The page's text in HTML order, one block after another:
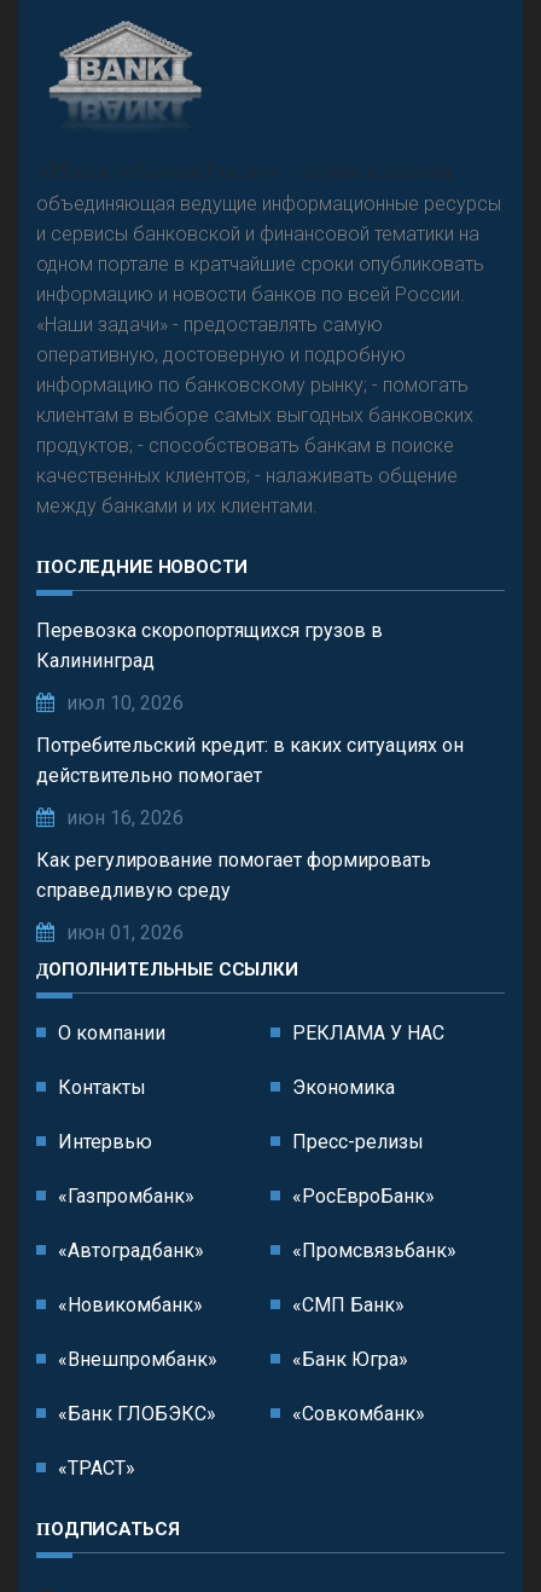
Резкого разворота на рынке автокредитов не
предвидится - «Интервью»
«Н
овости Банков России» – группа компаний,
объединяющая ведущие информационные ресурсы
и сервисы банковской и финансовой тематики на
одном портале в кратчайшие сроки опубликовать
информацию и новости банков по всей России.
«Наши задачи» - предоставлять самую
оперативную, достоверную и подробную
информацию по банковскому рынку; - помогать
клиентам в выборе самых выгодных банковских
продуктов; - способствовать банкам в поиске
качественных клиентов; - налаживать общение
между банками и их клиентами.
ПОСЛЕДНИЕ НОВОСТИ
Перевозка скоропортящихся грузов в
Калининград
июл 10, 2026
Потребительский кредит: в каких ситуациях он
действительно помогает
июн 16, 2026
Как регулирование помогает формировать
справедливую среду
июн 01, 2026
ДОПОЛНИТЕЛЬНЫЕ ССЫЛКИ
О компании РЕКЛАМА У НАС
Контакты Экономика
Интервью Пресс-релизы
«Газпромбанк» «РосЕвроБанк»
«Автоградбанк» «Промсвязьбанк»
«Новикомбанк» «СМП Банк»
«Внешпромбанк» «Банк Югра»
«Банк ГЛОБЭКС» «Совкомбанк»
«ТРАСТ»
ПОДПИСАТЬСЯ